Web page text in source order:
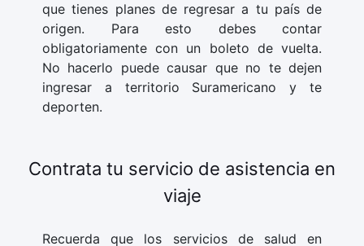
que tienes planes de regresar a tu país de
origen. Para esto debes contar
obligatoriamente con un boleto de vuelta.
No hacerlo puede causar que no te dejen
ingresar a territorio Suramericano y te
deporten.
Contrata tu servicio de asistencia en
viaje
Recuerda que los servicios de salud en